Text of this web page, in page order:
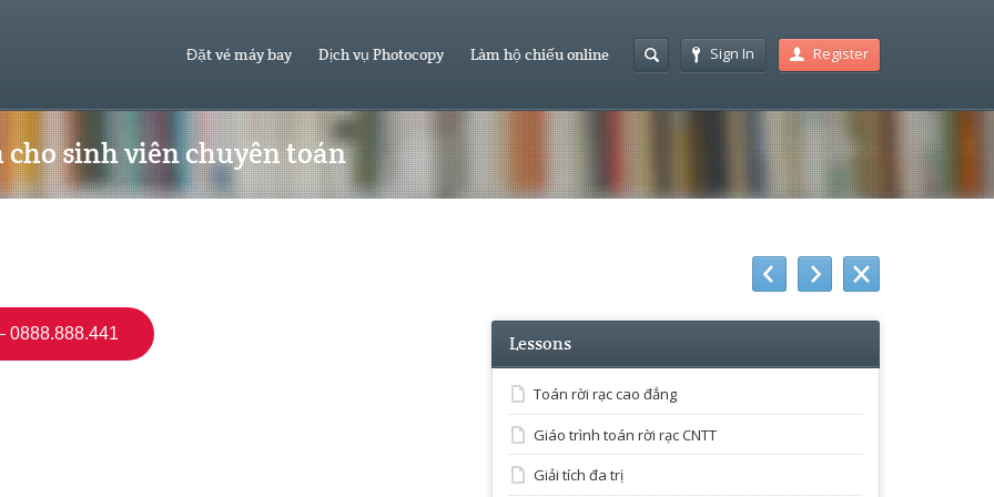
Sign In Register
Đặt vé máy bay Dịch vụ Photocopy Làm hộ chiếu online
cho sinh viên chuyên toán
0888.888.441 Lessons
Toán rời rạc cao đẳng
Giáo trình toán rời rạc CNTT
Giải tích đa trị